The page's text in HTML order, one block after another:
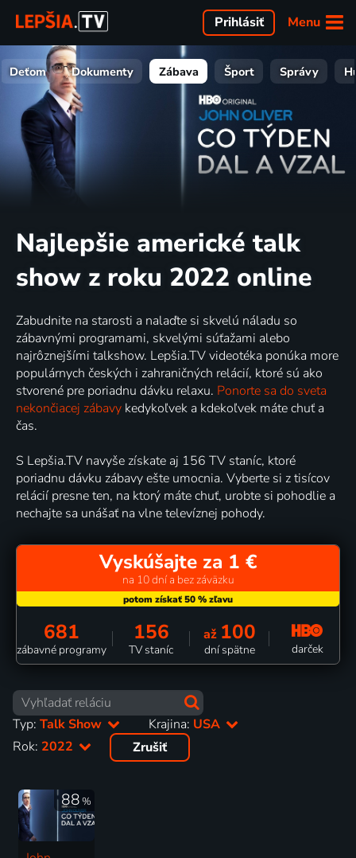
Menu
Prihlásiť
Deťom Dokumenty Zábava Šport Správy
Najlepšie americké talk
show z roku 2022 online
Zabudnite na starosti a nalaďte si skvelú náladu so
zábavnými programami, skvelými súťažami alebo
najrôznejšími talkshow. Lepšia.TV videotéka ponúka more
populárnych českých i zahraničných relácií, ktoré sú ako
stvorené pre poriadnu dávku relaxu. Ponorte sa do sveta
nekončiacej zábavy kedykoľvek a kdekoľvek máte chuť a
čas.
S Lepšia.TV navyše získate aj 156 TV staníc, ktoré
poriadnu dávku zábavy ešte umocnia. Vyberte si z tisícov
relácií presne ten, na ktorý máte chuť, urobte si pohodlie a
nechajte sa unášať na vlne televíznej pohody.
Vyskúšajte za 1 €
na 10 dní a bez záväzku
681
zábavné programy
156
TV staníc
až 100
dní spätne darček
Typ: Talk Show Krajina: USA
Rok: 2022 Zrušiť
88%